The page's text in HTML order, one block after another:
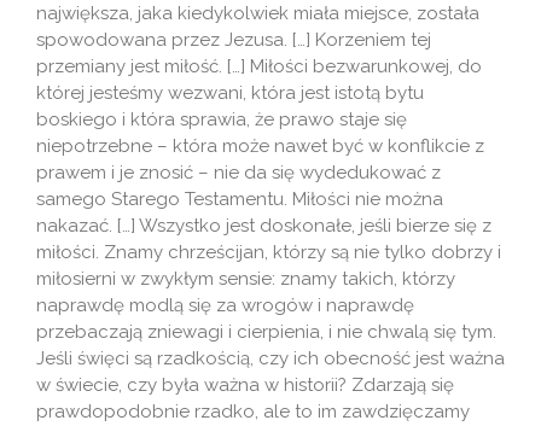
największa, jaka kiedykolwiek miała miejsce, została
spowodowana przez Jezusa. […] Korzeniem tej
przemiany jest miłość. […] Miłości bezwarunkowej, do
której jesteśmy wezwani, która jest istotą bytu
boskiego i która sprawia, że prawo staje się
niepotrzebne – która może nawet być w konflikcie z
prawem i je znosić – nie da się wydedukować z
samego Starego Testamentu. Miłości nie można
nakazać. […] Wszystko jest doskonałe, jeśli bierze się z
miłości. Znamy chrześcijan, którzy są nie tylko dobrzy i
miłosierni w zwykłym sensie: znamy takich, którzy
naprawdę modlą się za wrogów i naprawdę
przebaczają zniewagi i cierpienia, i nie chwalą się tym.
Jeśli święci są rzadkością, czy ich obecność jest ważna
w świecie, czy była ważna w historii? Zdarzają się
prawdopodobnie rzadko, ale to im zawdzięczamy